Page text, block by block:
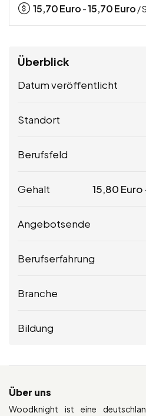
15,70Euro -15,70Euro /
Überblick
Datum veröffentlicht
Standort
Berufsfeld
Gehalt 15,80 Euro
Angebotsende
Berufserfahrung
Branche
Bildung
Über uns
Woodknight ist eine